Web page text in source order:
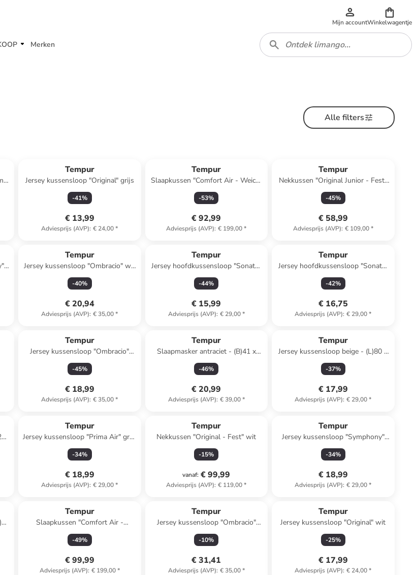
Mijn accountWinkelwagentje
Merken
Alle filters
Tempur
Jersey kussensloop "Original" grijs
-41%
€ 13,99
Adviesprijs (AVP): € 24,00*
Tempur
Slaapkussen "Comfort Air - Weich"
wit - (L)40 x (B)80 cm
-53%
€ 92,99
Adviesprijs (AVP): € 199,00*
Tempur
Nekkussen "Original Junior - Fest"
wit
-45%
€ 58,99
Adviesprijs (AVP): € 109,00*
Tempur
Jersey kussensloop "Ombracio" wit
- (L)56 x (B)48 cm
-40%
€ 20,94
Adviesprijs (AVP): € 35,00*
Tempur
Jersey hoofdkussensloop "Sonata"
grijs
-44%
€ 15,99
Adviesprijs (AVP): € 29,00*
Tempur
Jersey hoofdkussensloop "Sonata"
wit
-42%
€ 16,75
Adviesprijs (AVP): € 29,00*
Tempur
Jersey kussensloop "Ombracio"
grijs - (L)56 x (B)48 cm
-45%
€ 18,99
Adviesprijs (AVP): € 35,00*
Tempur
Slaapmasker antraciet - (B)41 x
(H)9 cm
-46%
€ 20,99
Adviesprijs (AVP): € 39,00*
Tempur
Jersey kussensloop beige - (L)80 x
(B)40 cm
-37%
€ 17,99
Adviesprijs (AVP): € 29,00*
Tempur
Jersey kussensloop "Prima Air" grijs
- (L)63 x (B)43 cm
-34%
€ 18,99
Adviesprijs (AVP): € 29,00*
Tempur
Nekkussen "Original - Fest" wit
-15%
vanaf: € 99,99
Adviesprijs (AVP): € 119,00*
Tempur
Jersey kussensloop "Symphony"
wit - (L)63 x (B)43 cm
-34%
€ 18,99
Adviesprijs (AVP): € 29,00*
Tempur
Slaapkussen "Comfort Air -
Medium" wit - (L)40 x (B)80 cm
-49%
€ 99,99
Adviesprijs (AVP): € 199,00*
Tempur
Jersey kussensloop "Ombracio"
beige - (L)60 x (B)50 cm
-10%
€ 31,41
Adviesprijs (AVP): € 35,00*
Tempur
Jersey kussensloop "Original" wit
-25%
€ 17,99
Adviesprijs (AVP): € 24,00*